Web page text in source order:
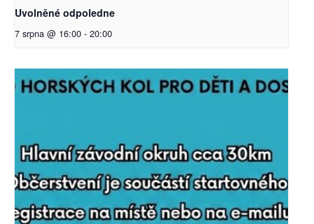
Uvolněné odpoledne
7 srpna @ 16:00 - 20:00